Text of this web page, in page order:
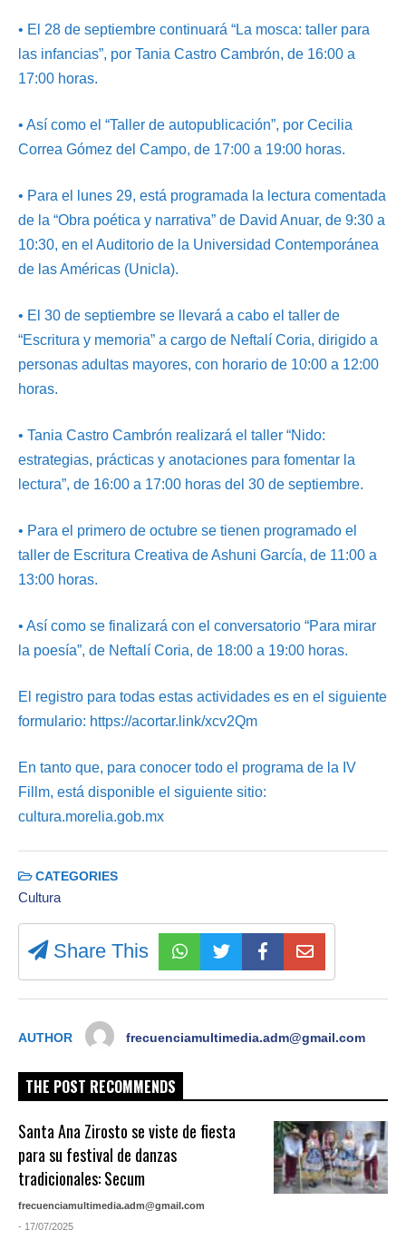
• El 28 de septiembre continuará “La mosca: taller para
las infancias”, por Tania Castro Cambrón, de 16:00 a
17:00 horas.
• Así como el “Taller de autopublicación”, por Cecilia
Correa Gómez del Campo, de 17:00 a 19:00 horas.
• Para el lunes 29, está programada la lectura comentada
de la “Obra poética y narrativa” de David Anuar, de 9:30 a
10:30, en el Auditorio de la Universidad Contemporánea
de las Américas (Unicla).
• El 30 de septiembre se llevará a cabo el taller de
“Escritura y memoria” a cargo de Neftalí Coria, dirigido a
personas adultas mayores, con horario de 10:00 a 12:00
horas.
• Tania Castro Cambrón realizará el taller “Nido:
estrategias, prácticas y anotaciones para fomentar la
lectura”, de 16:00 a 17:00 horas del 30 de septiembre.
• Para el primero de octubre se tienen programado el
taller de Escritura Creativa de Ashuni García, de 11:00 a
13:00 horas.
• Así como se finalizará con el conversatorio “Para mirar
la poesía”, de Neftalí Coria, de 18:00 a 19:00 horas.
El registro para todas estas actividades es en el siguiente
formulario: https://acortar.link/xcv2Qm
En tanto que, para conocer todo el programa de la IV
Fillm, está disponible el siguiente sitio:
cultura.morelia.gob.mx
CATEGORIES
Cultura
Share This
AUTHOR frecuenciamultimedia.adm@gmail.com
THE POST RECOMMENDS
Santa Ana Zirosto se viste de fiesta
para su festival de danzas
tradicionales: Secum
frecuenciamultimedia.adm@gmail.com
- 17/07/2025